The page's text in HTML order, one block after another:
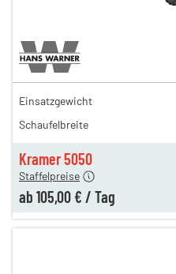
Kramer 5050
176,00 €
154,00 €
Staffelpreise
ab 105,00 € / Tag
Einsatzgewicht
Schaufelbreite